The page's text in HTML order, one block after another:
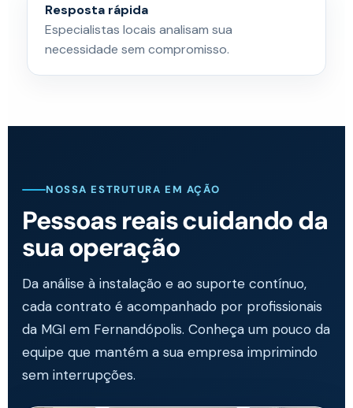
Resposta rápida
Especialistas locais analisam sua
necessidade sem compromisso.
NOSSA ESTRUTURA EM AÇÃO
Pessoas reais cuidando da
sua operação
Da análise à instalação e ao suporte contínuo,
cada contrato é acompanhado por profissionais
da MGI em Fernandópolis. Conheça um pouco da
equipe que mantém a sua empresa imprimindo
sem interrupções.